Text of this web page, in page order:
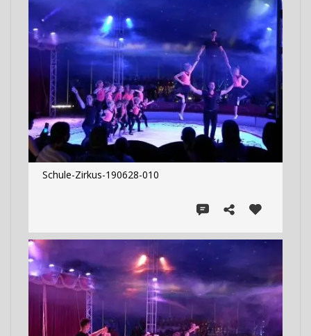
Schule-Zirkus-190628-010